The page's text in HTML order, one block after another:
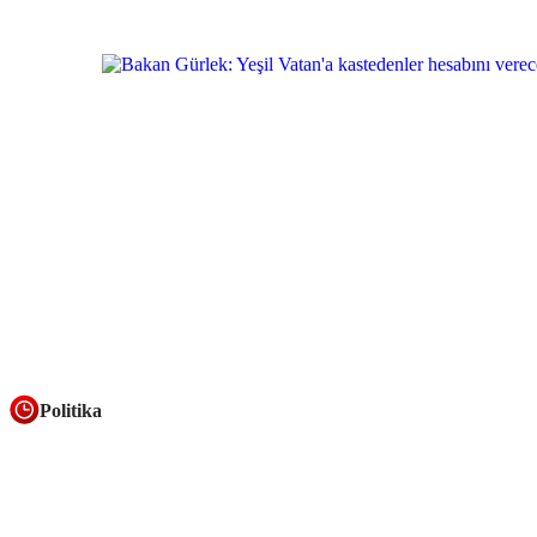
Politika